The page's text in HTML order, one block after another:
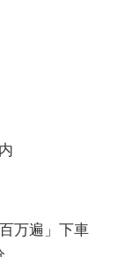
万遍」下車